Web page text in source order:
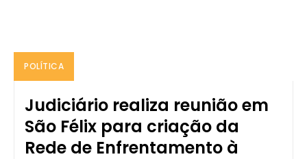
POLÍTICA
Judiciário realiza reunião em
São Félix para criação da
Rede de Enfrentamento à